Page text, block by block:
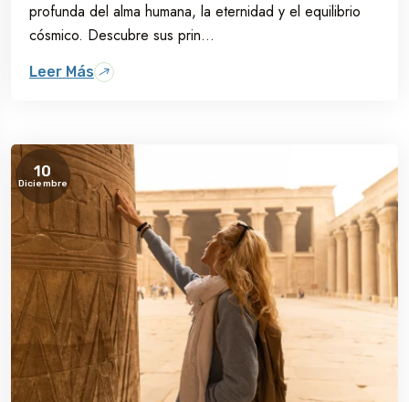
profunda del alma humana, la eternidad y el equilibrio
cósmico. Descubre sus prin...
Leer Más
10
Diciembre